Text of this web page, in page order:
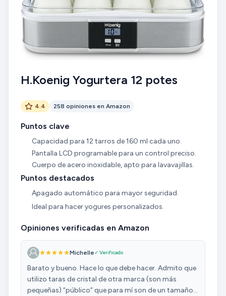
H.Koenig Yogurtera 12 potes
4.4 258 opiniones en Amazon
Puntos clave
Capacidad para 12 tarros de 160 ml cada uno.
Pantalla LCD programable para un control preciso.
Cuerpo de acero inoxidable, apto para lavavajillas.
Puntos destacados
Apagado automático para mayor seguridad.
Ideal para hacer yogures personalizados.
Opiniones verificadas en Amazon
Michelle✓ Verificado
Barato y bueno. Hace lo que debe hacer. Admito que
utilizo taras de cristal de otra marca (son más
pequeñas) “público” que para mí son de un tamaño